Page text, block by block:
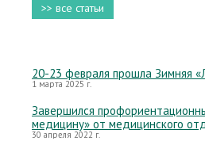
>> все статьи
20-23 февраля прошла Зимняя
1 марта 2025 г.
Завершился
медицину» от медицинского
30 апреля 2022 г.